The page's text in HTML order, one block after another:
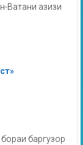
Ватани азизи
баргузор